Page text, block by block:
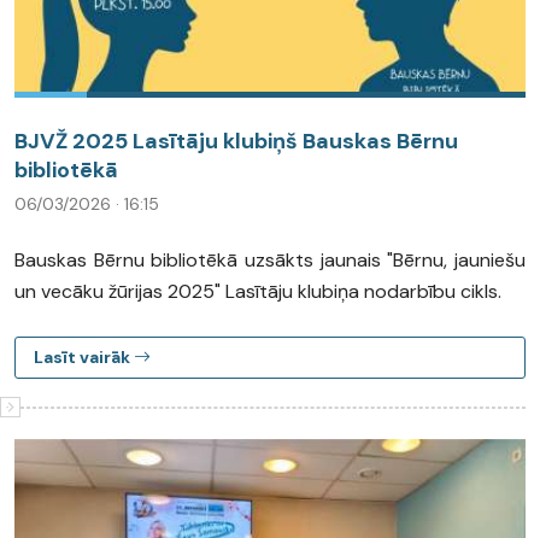
BJVŽ 2025 Lasītāju klubiņš Bauskas Bērnu
bibliotēkā
06/03/2026 · 16:15
Bauskas Bērnu bibliotēkā uzsākts jaunais "Bērnu, jauniešu
un vecāku žūrijas 2025" Lasītāju klubiņa nodarbību cikls.
Lasīt vairāk